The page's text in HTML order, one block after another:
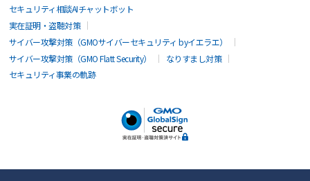
セキュリティ相談AIチャットボット
実在証明・盗聴対策
サイバー攻撃対策（GMOサイバーセキュリティ byイエラエ）
サイバー攻撃対策（GMO Flatt Security）
なりすまし対策
セキュリティ事業の軌跡